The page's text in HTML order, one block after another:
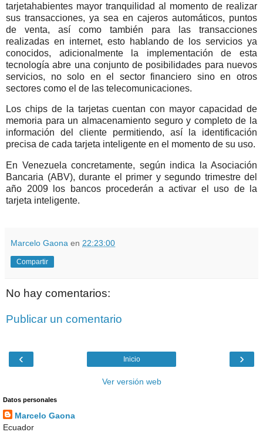
tarjetahabientes mayor tranquilidad al momento de realizar
sus transacciones, ya sea en cajeros automáticos, puntos
de venta, así como también para las transacciones
realizadas en internet, esto hablando de los servicios ya
conocidos, adicionalmente la implementación de esta
tecnología abre una conjunto de posibilidades para nuevos
servicios, no solo en el sector financiero sino en otros
sectores como el de las telecomunicaciones.
Los chips de la tarjetas cuentan con mayor capacidad de
memoria para un almacenamiento seguro y completo de la
información del cliente permitiendo, así la identificación
precisa de cada tarjeta inteligente en el momento de su uso.
En Venezuela concretamente, según indica la Asociación
Bancaria (ABV), durante el primer y segundo trimestre del
año 2009 los bancos procederán a activar el uso de la
tarjeta inteligente.
Marcelo Gaona en 22:23:00
Compartir
No hay comentarios:
Publicar un comentario
‹ ›
Inicio
Ver versión web
Datos personales
Marcelo Gaona
Ecuador